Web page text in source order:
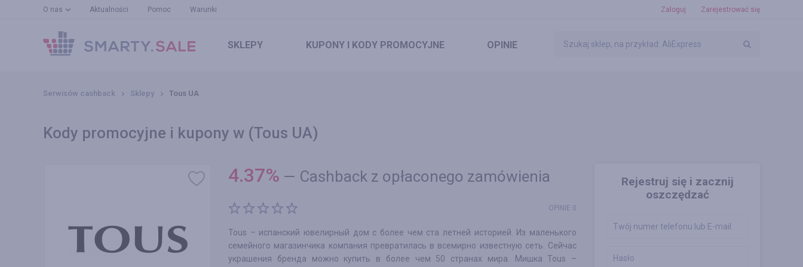
O nas Aktualności Pomoc Warunki Zaloguj Zarejestrować się
SKLEPY KUPONYI KODY PROMOCYJNE OPINIE
Serwisów cashback Sklepy Tous UA
Kody promocyjne i kupony w (Tous UA)
Rejestruj się i zacznij
oszczędzać
4.37% — Cashback z opłaconego zamówienia
OPINIE 0
Tous – испанский ювелирный дом с более чем ста летней историей. Из маленького
семейного магазинчика компания превратилась в всемирно известную сеть. Сейчас
украшения бренда можно купить в более чем 50 странах мира. Мишка Tous –